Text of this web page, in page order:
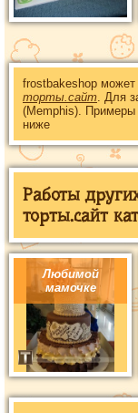
frostbakeshop
торты.сайт. Для
(Memphis).
ниже
Работы
торты.сайт
Любимой
мамочке